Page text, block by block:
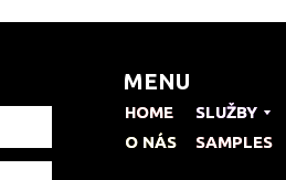
O NÁS
O NÁS
SLUŽBY
SLUŽBY
SAMPLES
SAMPLES
HOME
HOME
MENU